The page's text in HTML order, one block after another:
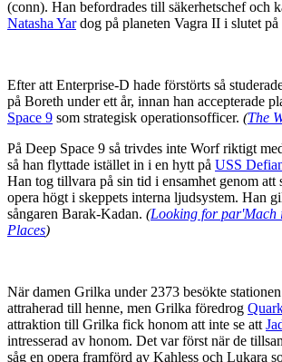
(conn). Han befordrades till säkerhetschef och
Natasha Yardog på planeten Vagra II i slutet på
Efter att Enterprise-D hade förstörts så
på Boreth under ett år, innan han accepterade
Space 9 som strategisk operationsofficer. (The
På Deep Space 9 så trivdes inte Worf riktigt
så han flyttade istället in i en hytt på USS
Han tog tillvara på sin tid i ensamhet genom att
opera högt i skeppets interna ljudsystem. Han
sångaren Barak-Kadan. (Looking for par'Mach
Places)
När damen Grilka under 2373 besökte
attraherad till henne, men Grilka föredrog
attraktion till Grilka fick honom att inte se att
intresserad av honom. Det var först när de
såg en opera framförd av Kahless och Lukara